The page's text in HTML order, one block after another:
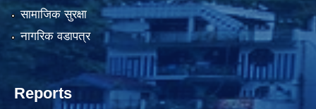
सामाजिक सुरक्षा
नागरिक वडापत्र
Reports